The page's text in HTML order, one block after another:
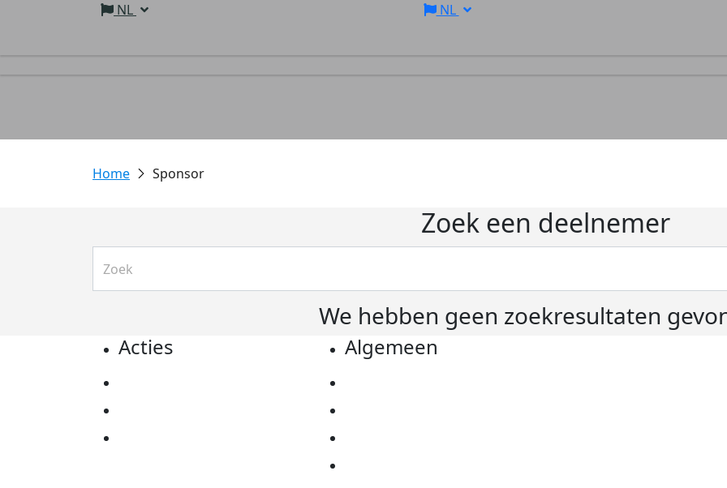
NL NL
Sponsor
Zoek een deelnemer
We hebben geen zoekresultaten
Acties Algemeen